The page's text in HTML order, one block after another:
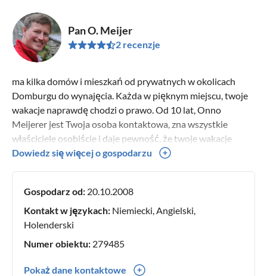
Pan O. Meijer
2 recenzje
ma kilka domów i mieszkań od prywatnych w okolicach
Domburgu do wynajęcia. Każda w pięknym miejscu, twoje
wakacje naprawdę chodzi o prawo. Od 10 lat, Onno
Meijerer jest Twoja osoba kontaktowa, zna wszystkie
właściciele osobiście i daje pewność, że twoje wakacje
przebiega sprawnie. Zarezerwuj online za pośrednictwem
Dowiedz się więcej o gospodarzu
Gospodarz od: 20.10.2008
Kontakt w językach: Niemiecki, Angielski,
Holenderski
Numer obiektu: 279485
Pokaż dane kontaktowe